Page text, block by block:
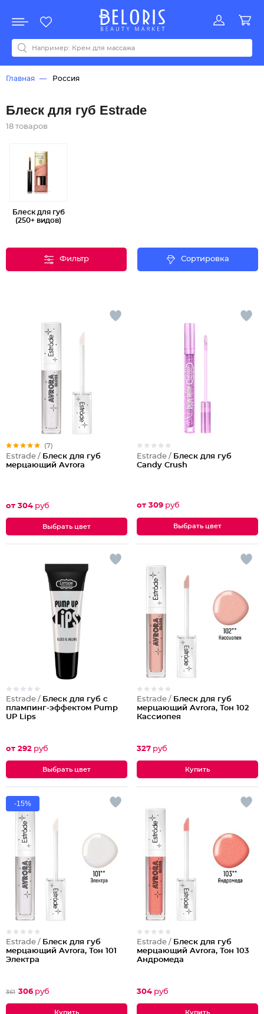
Акции
Все бренды
0-9ABCDEFGHIJKLMNOPQRSTUVWYZАБВДЗИМОКЛНПРСТУФ
Главная Россия
Блеск для губ Estrade
18 товаров
Блеск для губ
(250+ видов)
Фильтр Сортировка
(7)
Estrade / Блеск для губ
мерцающий Avrora
от 304 руб
Выбрать цвет
Estrade / Блеск для губ
Candy Crush
от 309 руб
Выбрать цвет
Estrade / Блеск для губ с
плампинг-эффектом Pump
UP Lips
от 292 руб
Выбрать цвет
Estrade / Блеск для губ
мерцающий Avrora, Тон 102
Кассиопея
327 руб
-15%
Estrade / Блеск для губ
мерцающий Avrora, Тон 101
Электра
361 306 руб
Estrade / Блеск для губ
мерцающий Avrora, Тон 103
Андромеда
304 руб